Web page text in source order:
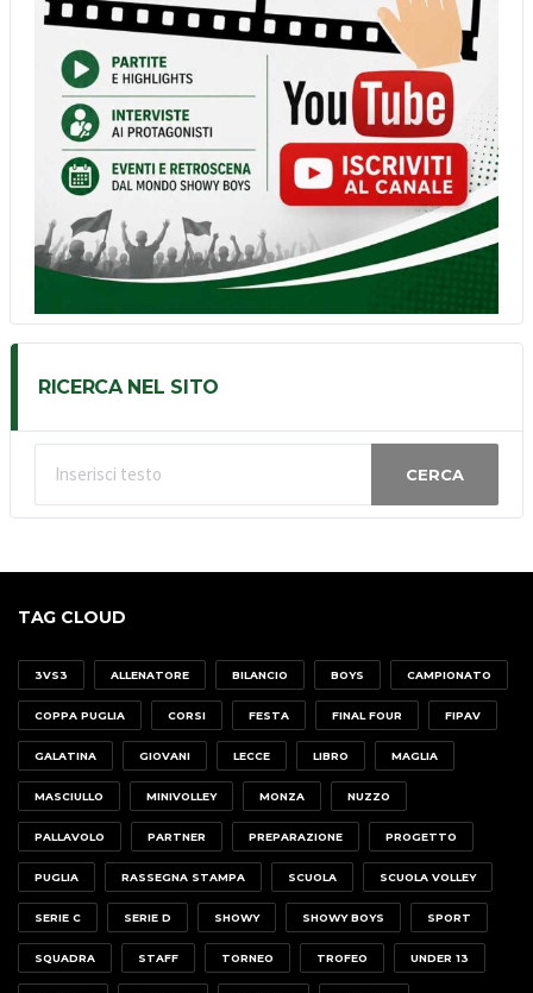
RICERCA NEL SITO
CERCA
TAG CLOUD
3VS3 ALLENATORE BILANCIO BOYS CAMPIONATO
COPPA PUGLIA CORSI FESTA FINAL FOUR FIPAV
GALATINA GIOVANI LECCE LIBRO MAGLIA
MASCIULLO MINIVOLLEY MONZA NUZZO
PALLAVOLO PARTNER PREPARAZIONE PROGETTO
PUGLIA RASSEGNA STAMPA SCUOLA SCUOLA VOLLEY
SERIE C SERIE D SHOWY SHOWY BOYS SPORT
SQUADRA STAFF TORNEO TROFEO UNDER 13